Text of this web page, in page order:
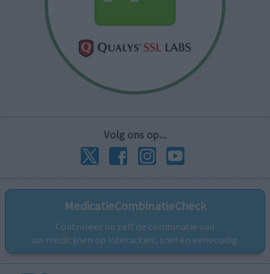
Volg ons op...
MedicatieCombinatieCheck
Controleer nu zelf de combinatie van
uw medicijnen op interacties, snel en eenvoudig.